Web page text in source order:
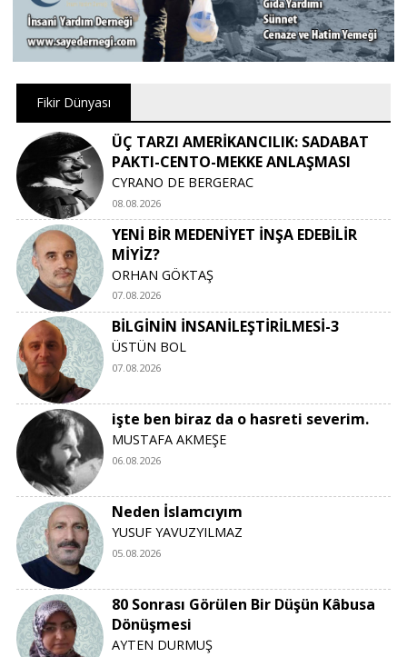
Fikir Dünyası
ÜÇ TARZI AMERİKANCILIK: SADABAT
PAKTI-CENTO-MEKKE ANLAŞMASI
CYRANO DE BERGERAC
08.08.2026
YENİ BİR MEDENİYET İNŞA EDEBİLİR
MİYİZ?
ORHAN GÖKTAŞ
07.08.2026
BİLGİNİN İNSANİLEŞTİRİLMESİ-3
ÜSTÜN BOL
07.08.2026
işte ben biraz da o hasreti severim.
MUSTAFA AKMEŞE
06.08.2026
Neden İslamcıyım
YUSUF YAVUZYILMAZ
05.08.2026
80 Sonrası Görülen Bir Düşün Kâbusa
Dönüşmesi
AYTEN DURMUŞ